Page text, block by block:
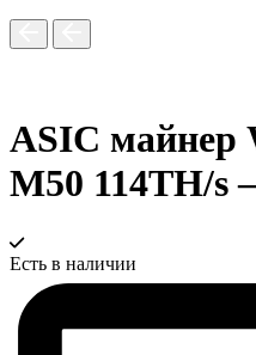
ASIC майнер
M50 114TH/
Есть в наличии